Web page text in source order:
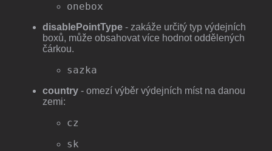
onebox
disablePointType - zakáže určitý typ výdejních
boxů, může obsahovat více hodnot oddělených
čárkou.
sazka
country - omezí výběr výdejních míst na danou
zemi:
cz
sk